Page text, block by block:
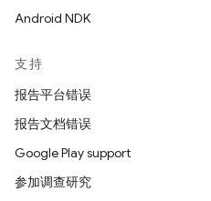
Android NDK
支持
报告平台错误
报告文档错误
Google Play support
参加调查研究